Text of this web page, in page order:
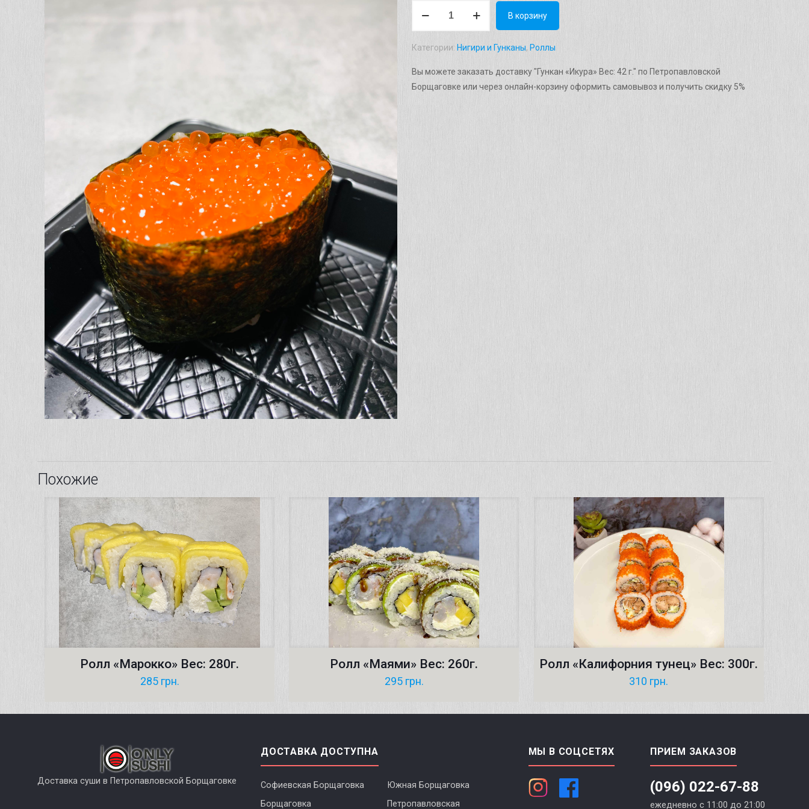
"Икура"
Вес:
42
В корзину
Категории: Нигири и Гунканы, Роллы
Вы можете заказать доставку "Гункан «Икура» Вес: 42 г." по Петропавловской
Борщаговке или через онлайн-корзину оформить самовывоз и получить скидку 5%
Похожие
Ролл «Марокко» Вес: 280г.
285 грн.
Ролл «Маями» Вес: 260г.
295 грн.
Ролл «Калифорния тунец» Вес: 300г.
310 грн.
Доставка суши в Петропавловской Борщаговке
ДОСТАВКА ДОСТУПНА
Софиевская Борщаговка
Южная Борщаговка
Борщаговка
Петропавловская
МЫ В СОЦСЕТЯХ ПРИЕМ ЗАКАЗОВ
(096) 022-67-88
ежедневно с 11:00 до 21:00